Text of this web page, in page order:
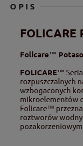
OPIS
FOLICARE
Folicare™
FOLICARE™
rozpuszczalnych
wzbogaconych
mikroelementów
Folicare™
roztworów